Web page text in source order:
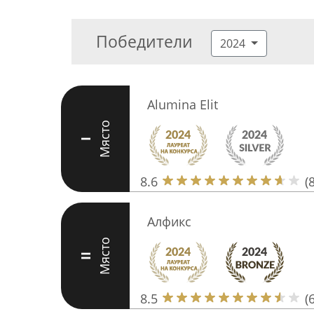
Победители 2024
I Място
Alumina Elit
8.6
II Място
Алфикс
8.5